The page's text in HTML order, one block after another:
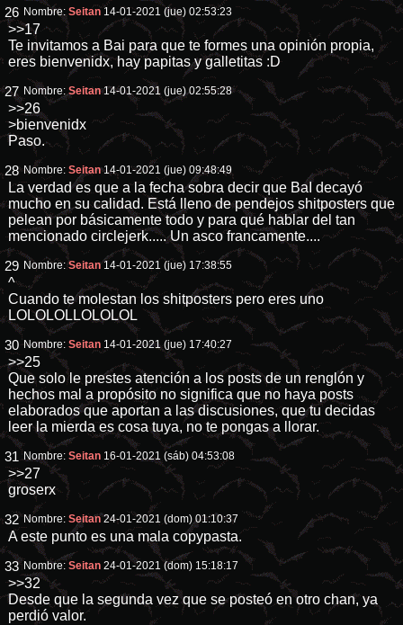
26 Nombre:Seitan 14-01-2021 (jue) 02:53:23
>>17
Te invitamos a Bai para que te formes una opinión propia,
eres bienvenidx, hay papitas y galletitas :D
27 Nombre:Seitan 14-01-2021 (jue) 02:55:28
>>26
>bienvenidx
Paso.
28 Nombre:Seitan 14-01-2021 (jue) 09:48:49
La verdad es que a la fecha sobra decir que BaI decayó
mucho en su calidad. Está lleno de pendejos shitposters que
pelean por básicamente todo y para qué hablar del tan
mencionado circlejerk..... Un asco francamente....
29 Nombre:Seitan 14-01-2021 (jue) 17:38:55
^
Cuando te molestan los shitposters pero eres uno
LOLOLOLLOLOLOL
30 Nombre:Seitan 14-01-2021 (jue) 17:40:27
>>25
Que solo le prestes atención a los posts de un renglón y
hechos mal a propósito no significa que no haya posts
elaborados que aportan a las discusiones, que tu decidas
leer la mierda es cosa tuya, no te pongas a llorar.
31 Nombre:Seitan 16-01-2021 (sáb) 04:53:08
>>27
groserx
32 Nombre:Seitan 24-01-2021 (dom) 01:10:37
A este punto es una mala copypasta.
33 Nombre:Seitan 24-01-2021 (dom) 15:18:17
>>32
Desde que la segunda vez que se posteó en otro chan, ya
perdió valor.